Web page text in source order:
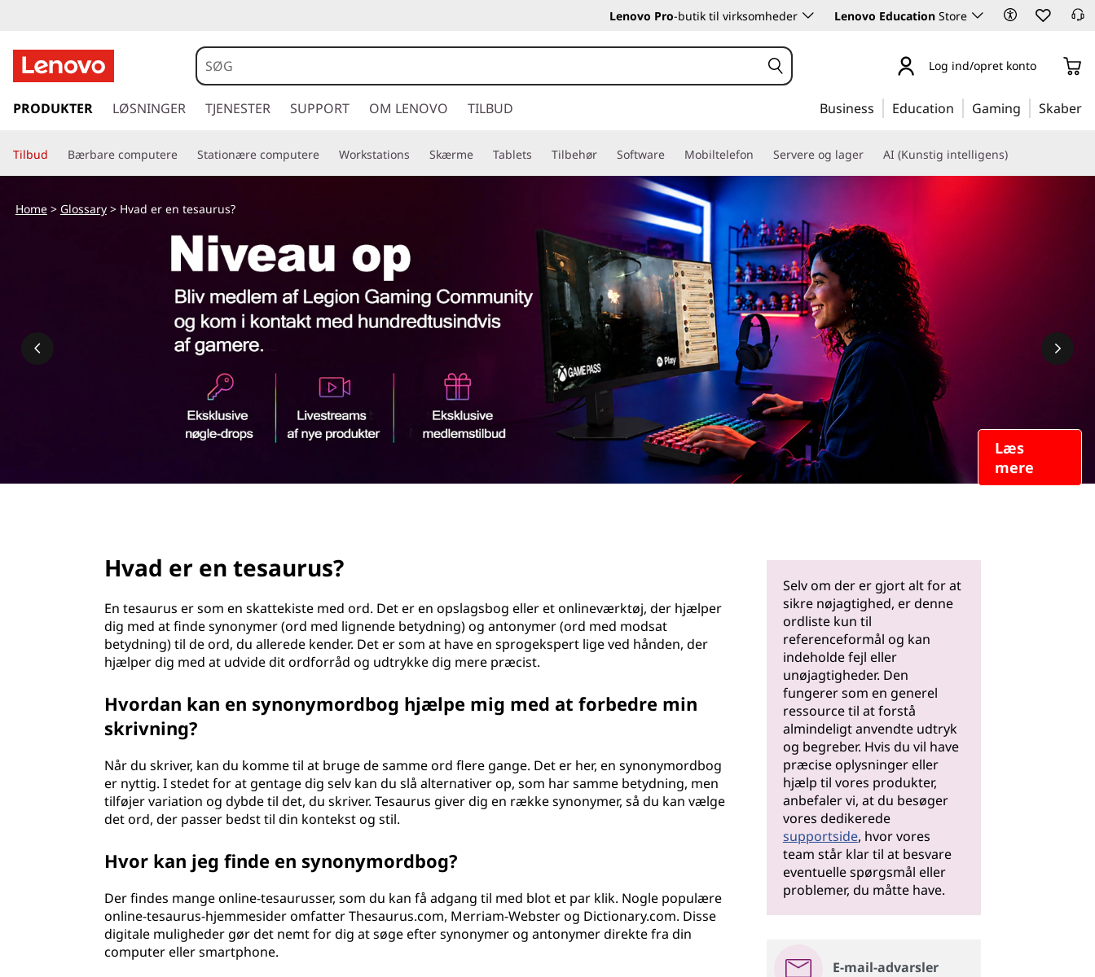
Lenovo Pro-butik til virksomheder Lenovo Education Store
p
n
g
i
Log ind/opret konto
PRODUKTER LØSNINGER TJENESTER SUPPORT OM LENOVO TILBUD Business Education Gaming Skaber
Tilbud Bærbare computere Stationære computere Workstations Skærme Tablets Tilbehør Software Mobiltelefon Servere og lager AI (Kunstig intelligens)
Læs
mere
Home> Glossary> Hvad er en tesaurus?
Hvad er en tesaurus?
En tesaurus er som en skattekiste med ord. Det er en opslagsbog eller et onlineværktøj, der hjælper
dig med at finde synonymer (ord med lignende betydning) og antonymer (ord med modsat
betydning) til de ord, du allerede kender. Det er som at have en sprogekspert lige ved hånden, der
hjælper dig med at udvide dit ordforråd og udtrykke dig mere præcist.
Hvordan kan en synonymordbog hjælpe mig med at forbedre min
skrivning?
Når du skriver, kan du komme til at bruge de samme ord flere gange. Det er her, en synonymordbog
er nyttig. I stedet for at gentage dig selv kan du slå alternativer op, som har samme betydning, men
tilføjer variation og dybde til det, du skriver. Tesaurus giver dig en række synonymer, så du kan vælge
det ord, der passer bedst til din kontekst og stil.
Hvor kan jeg finde en synonymordbog?
Der findes mange online-tesaurusser, som du kan få adgang til med blot et par klik. Nogle populære
online-tesaurus-hjemmesider omfatter Thesaurus.com, Merriam-Webster og Dictionary.com. Disse
digitale muligheder gør det nemt for dig at søge efter synonymer og antonymer direkte fra din
computer eller smartphone.
Selv om der er gjort alt for at
sikre nøjagtighed, er denne
ordliste kun til
referenceformål og kan
indeholde fejl eller
unøjagtigheder. Den
fungerer som en generel
ressource til at forstå
almindeligt anvendte udtryk
og begreber. Hvis du vil have
præcise oplysninger eller
hjælp til vores produkter,
anbefaler vi, at du besøger
vores dedikerede
supportside, hvor vores
team står klar til at besvare
eventuelle spørgsmål eller
problemer, du måtte have.
E-mail-advarsler